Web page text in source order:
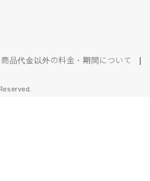
商品代金以外の料金・期間について